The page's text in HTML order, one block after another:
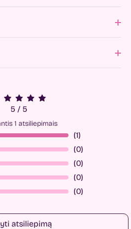
5 / 5
1 atsiliepimais
(1)
(0)
(0)
(0)
(0)
atsiliepimą